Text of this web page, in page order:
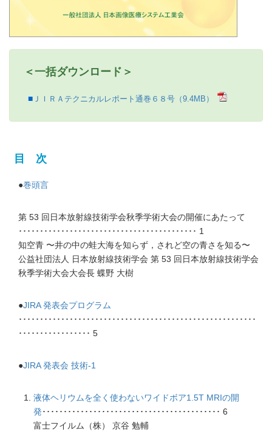
＜一括ダウンロード＞
ＪＩＲＡテクニカルレポート通巻６８号（9.4MB）
目 次
●巻頭言
第 53 回日本放射線技術学会秋季学術大会の開催にあたって
･･････････････････････････････････････････ 1
知空青 〜井の中の蛙大海を知らず，されど空の青さを知る〜
公益社団法人 日本放射線技術学会 第 53 回日本放射線技術学会
秋季学術大会大会長 蝶野 大樹
●JIRA 発表会プログラム
････････････････････････････････････････････････････････
･････････････････ 5
●JIRA 発表会 技術-1
液体ヘリウムを全く使わないワイドボア1.5T MRIの開
発･･････････････････････････････････････････ 6
富士フイルム（株） 京谷 勉輔